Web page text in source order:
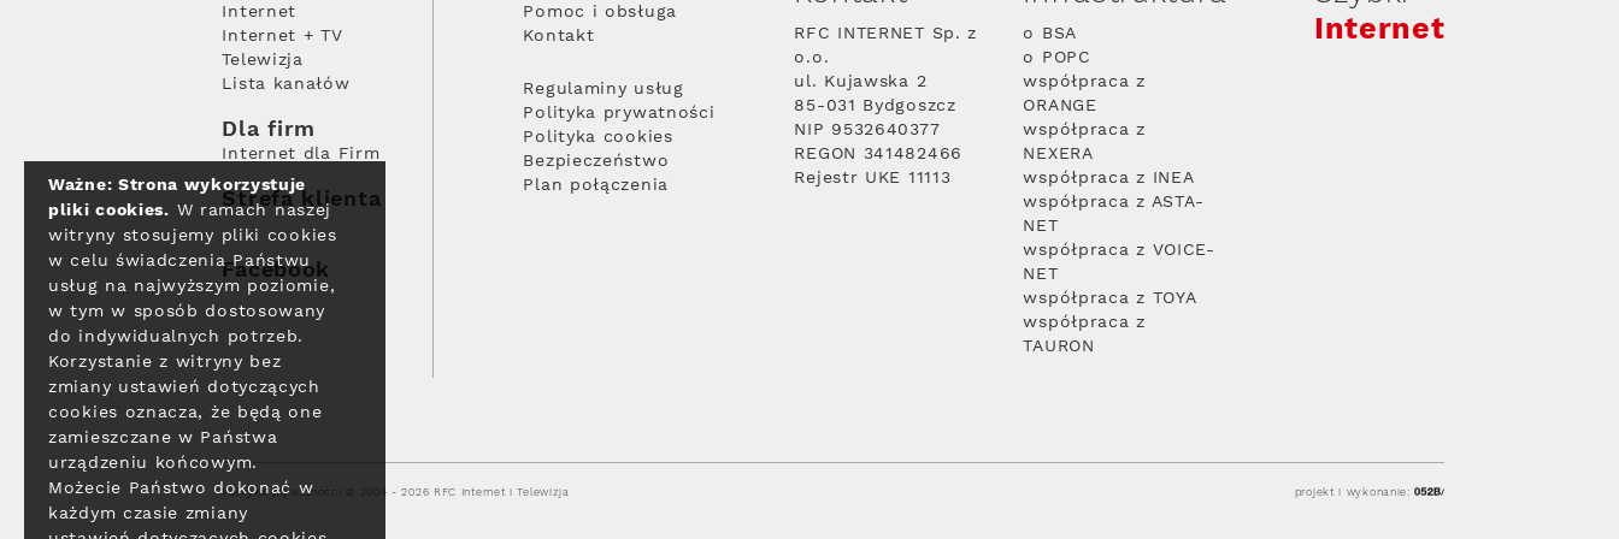
Internet
Internet + TV
Telewizja
Lista kanałów
Dla firm
Internet dla Firm
Strefa klienta
Facebook
Pomoc i obsługa
Kontakt
Regulaminy usług
Polityka prywatności
Polityka cookies
Bezpieczeństwo
Plan połączenia
RFC INTERNET Sp. z
o.o.
ul. Kujawska 2
85-031 Bydgoszcz
NIP 9532640377
REGON 341482466
Rejestr UKE 11113
o BSA
o POPC
współpraca z
ORANGE
współpraca z
NEXERA
współpraca z INEA
współpraca z ASTA-
NET
współpraca z VOICE-
NET
współpraca z TOYA
współpraca z
TAURON
Internet
Polityka prywatności © 2004 - 2026 RFC Internet i Telewizja projekt i wykonanie:
Ważne: Strona wykorzystuje
pliki cookies. W ramach naszej
witryny stosujemy pliki cookies
w celu świadczenia Państwu
usług na najwyższym poziomie,
w tym w sposób dostosowany
do indywidualnych potrzeb.
Korzystanie z witryny bez
zmiany ustawień dotyczących
cookies oznacza, że będą one
zamieszczane w Państwa
urządzeniu końcowym.
Możecie Państwo dokonać w
każdym czasie zmiany